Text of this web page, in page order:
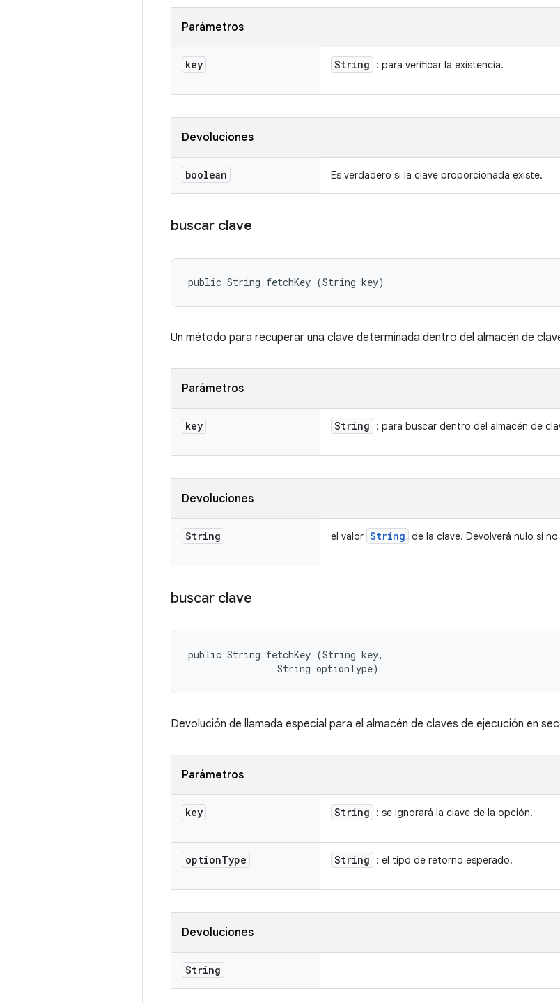
Parámetros
key String : para verificar la existencia.
Devoluciones
boolean Es verdadero si la clave proporcionada existe.
buscar clave
public String fetchKey (String key)
Un método para recuperar una clave determinada dentro del almacén de
Parámetros
key String : para buscar dentro del almacén de
Devoluciones
String el valor String de la clave. Devolverá nulo si
buscar clave
public String fetchKey (String key,
                String optionType)
Devolución de llamada especial para el almacén de claves de ejecución en
Parámetros
key String : se ignorará la clave de la opción.
optionType String : el tipo de retorno esperado.
Devoluciones
String